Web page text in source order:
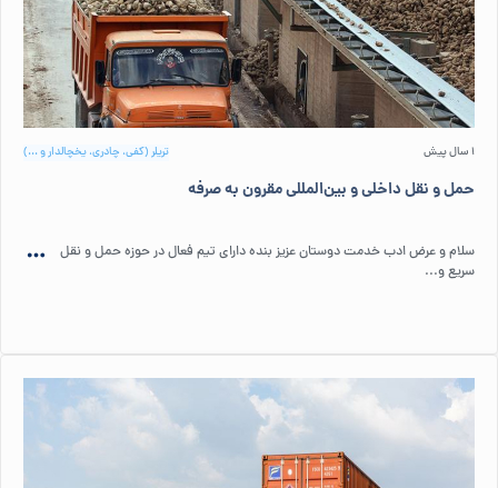
1 سال پیش تریلر (کفی، چادری، یخچالدار و ...)
حمل و نقل داخلی و بین‌المللی مقرون به صرفه
سلام و عرض ادب خدمت دوستان عزیز بنده دارای تیم فعال در حوزه حمل و نقل
سریع و...